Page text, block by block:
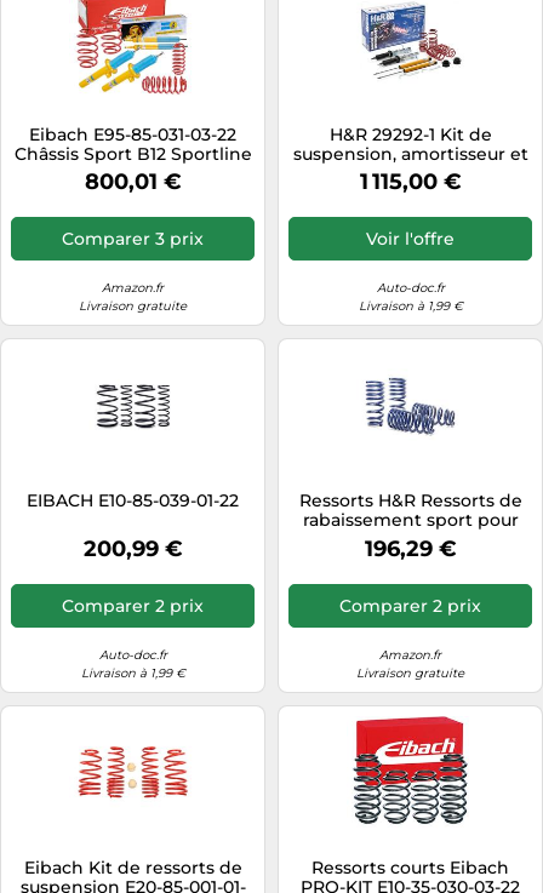
Eibach E95-85-031-03-22
Châssis Sport B12 Sportline
800,01 €
Comparer 3 prix
Amazon.fr
Livraison gratuite
H&R 29292-1 Kit de
suspension, amortisseur et
ressort
1 115,00 €
Voir l'offre
Auto-doc.fr
Livraison à 1,99 €
EIBACH E10-85-039-01-22
200,99 €
Comparer 2 prix
Auto-doc.fr
Livraison à 1,99 €
Ressorts H&R Ressorts de
rabaissement sport pour
Ford Ka KAF année 2017-
196,29 €
Comparer 2 prix
Amazon.fr
Livraison gratuite
Eibach Kit de ressorts de
suspension E20-85-001-01-
Ressorts courts Eibach
PRO-KIT E10-35-030-03-22